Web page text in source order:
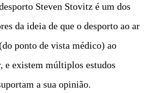
Steven Stovitz é um dos
da ideia de que o desporto ao ar
ponto de vista médico) ao
e existem múltiplos estudos
a sua opinião.